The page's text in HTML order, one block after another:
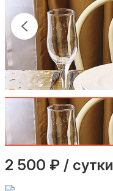
2 500 ₽ / сутки